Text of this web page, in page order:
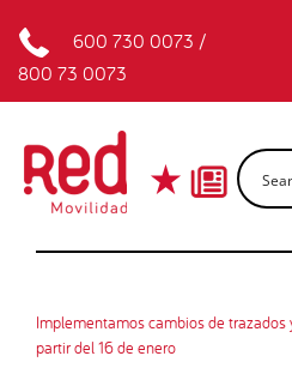
600 730 0073 /
800 73 0073
Implementamos cambios de trazados
partir del 16 de enero